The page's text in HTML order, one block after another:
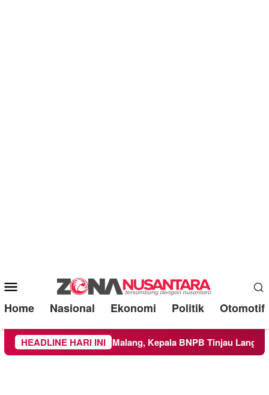
Mobile
Menu
Home Nasional Ekonomi Politik Otomotif
HEADLINE HARI INI
Kabupaten Malang, Kepala BNPB Tinjau Langsung Lokasi